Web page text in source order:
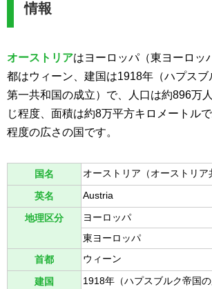
情報
オーストリアはヨーロッパ（東ヨーロッ
都はウィーン、建国は1918年（ハプスブ
第一共和国の成立）で、人口は約896万
じ程度、面積は約8万平方キロメートル
程度の広さの国です。
国名 オーストリア（オーストリア
英名 Austria
地理区分
ヨーロッパ
東ヨーロッパ
首都 ウィーン
建国
1918年（ハプスブルク帝国